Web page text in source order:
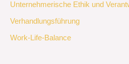
Unternehmerische Ethik und
Verhandlungsführung
Work-Life-Balance